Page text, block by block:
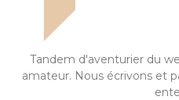
Tandem d'aventurier du
amateur. Nous écrivons et